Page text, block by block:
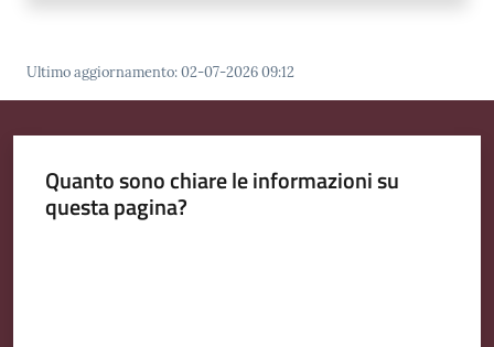
Ultimo aggiornamento:02-07-2026 09:12
Quanto sono chiare le informazioni su
questa pagina?